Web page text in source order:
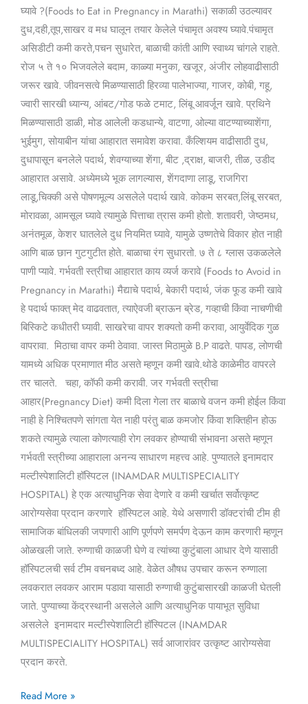
घ्यावे ?(Foods to Eat in Pregnancy in Marathi) सकाळी उठल्यावर
दुध,दही,तूप,साखर व मध घालून तयार केलेले पंचामृत अवश्य घ्यावे.पंचामृत
असिडीटी कमी करते,पचन सुधारेत, बाळाची कांती आणि स्वाथ्य चांगले राहते.
रोज ५ ते १० भिजवलेले बदाम, काळ्या मनुका, खजूर, अंजीर लोहवाढीसाठी
जरूर खावे. जीवनसत्वे मिळण्यासाठी हिरव्या पालेभाज्या, गाजर, कोबी, गहू,
ज्वारी सारखी ध्यान्य, आंबट/गोड फळे टमाट, लिंबू आवर्जून खावे. प्रथिने
मिळण्यासाठी डाळी, मोड आलेली कडधान्ये, वाटणा, ओल्या वाटण्याच्याशेंगा,
भुईमुग, सोयाबीन यांचा आहारात समावेश करावा. कँल्शियम वाढीसाठी दुध,
दुधापासून बनलेले पदार्थ, शेवग्याच्या शेंगा, बीट ,द्राक्ष, बाजरी, तीळ, उडीद
आहारात असावे. अध्येमध्ये भूक लागल्यास, शेंगदाणा लाडू, राजगिरा
लाडू,चिक्की असे पोषणमूल्य असलेले पदार्थ खावे. कोकम सरबत,लिंबू सरबत,
मोरावळा, आमसूल घ्यावे त्यामुळे पित्ताचा त्रास कमी होतो. शतावरी, जेष्ठमध,
अनंतमूळ, केशर घातलेले दुध नियमित घ्यावे, यामुळे उष्णतेचे विकार होत नाही
आणि बाळ छान गुटगुटीत होते. बाळाचा रंग सुधारतो. ७ ते ८ ग्लास उकळलेले
पाणी प्यावे. गर्भवती स्त्रीचा आहारात काय व्यर्ज करावे (Foods to Avoid in
Pregnancy in Marathi) मैद्याचे पदार्थ, बेकारी पदार्थ, जंक फूड कमी खावे
हे पदार्थ फाक्त् मेद वाढवतात, त्याऐवजी ब्राऊन ब्रेड, गव्हाची किंवा नाचणीची
बिस्किटे कधीतरी घ्यावी. साखरेचा वापर शक्यतो कमी करावा, आयुर्वेदिक गुळ
वापरावा. मिठाचा वापर कमी ठेवावा. जास्त मिठामुळे B.P वाढते. पापड, लोणची
यामध्ये अधिक प्रमाणात मीठ असते म्हणून कमी खावे.थोडे काळेमीठ वापरले
तर चालते. चहा, कॉफी कमी करावी. जर गर्भवती स्त्रीचा
आहार(Pregnancy Diet) कमी दिला गेला तर बाळाचे वजन कमी होईल किंवा
नाही हे निश्चितपणे सांगता येत नाही परंतु बाळ कमजोर किंवा शक्तिहीन होऊ
शकते त्यामुळे त्याला कोणत्याही रोग लवकर होण्याची संभावना असते म्हणून
गर्भवती स्त्रीच्या आहाराला अनन्य साधारण महत्त्व आहे. पुण्यातले इनामदार
मल्टीस्पेशालिटी हॉस्पिटल (INAMDAR MULTISPECIALITY
HOSPITAL) हे एक अत्याधुनिक सेवा देणारे व कमी खर्चात सर्वोत्कृष्ट
आरोग्यसेवा प्रदान करणारे हॉस्पिटल आहे. येथे असणारी डॉक्टरांची टीम ही
सामाजिक बांधिलकी जपणारी आणि पूर्णपणे समर्पण देऊन काम करणारी म्हणून
ओळखली जाते. रुग्णाची काळजी घेणे व त्यांच्या कुटुंबाला आधार देणे यासाठी
हॉस्पिटलची सर्व टीम वचनबध्द आहे. वेळेत औषध उपचार करून रुग्णाला
लवकरात लवकर आराम पडावा यासाठी रुग्णाची कुटुंबासारखी काळजी घेतली
जाते. पुण्याच्या केंद्रस्थानी असलेले आणि अत्याधुनिक पायाभूत सुविधा
असलेले इनामदार मल्टीस्पेशालिटी हॉस्पिटल (INAMDAR
MULTISPECIALITY HOSPITAL) सर्व आजारांवर उत्कृष्ट आरोग्यसेवा
प्रदान करते.
Read More »